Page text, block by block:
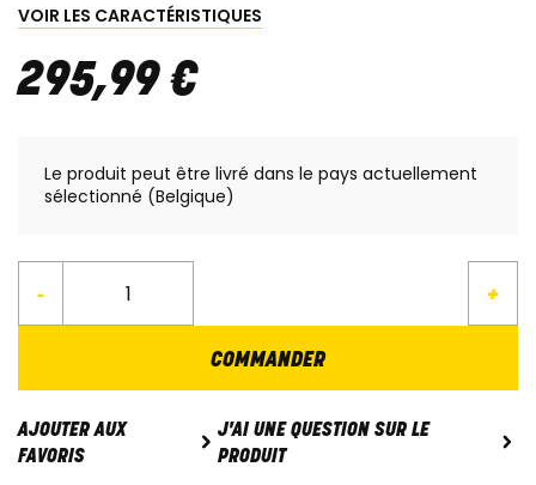
VOIR LES CARACTÉRISTIQUES
295,99€
Le produit peut être livré dans le pays actuellement
sélectionné (Belgique)
- +
COMMANDER
AJOUTER AUX
FAVORIS
J'AI UNE QUESTION SUR LE
PRODUIT